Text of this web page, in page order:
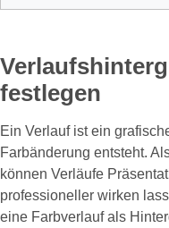
festlegen
Ein Verlauf ist ein
Farbänderung entsteht.
können Verläufe
professioneller wirken
eine Farbverlauf als